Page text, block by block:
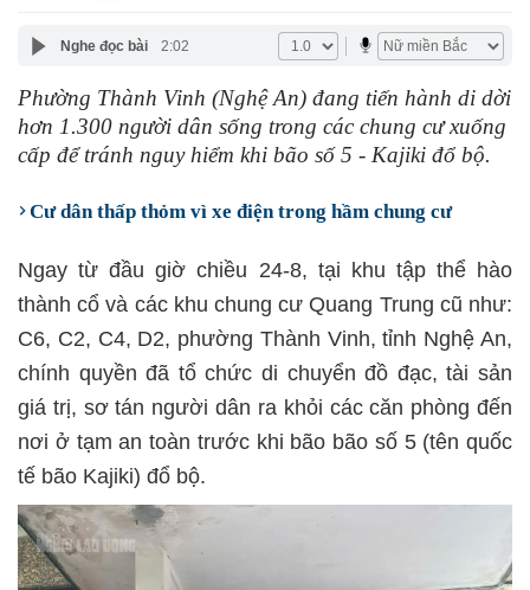
Nghe đọc bài 2:02
Phường Thành Vinh (Nghệ An) đang tiến hành di dời
hơn 1.300 người dân sống trong các chung cư xuống
cấp để tránh nguy hiểm khi bão số 5 - Kajiki đổ bộ.
Cư dân thấp thỏm vì xe điện trong hầm chung cư
Ngay từ đầu giờ chiều 24-8, tại khu tập thể hào
thành cổ và các khu chung cư Quang Trung cũ như:
C6, C2, C4, D2, phường Thành Vinh, tỉnh Nghệ An,
chính quyền đã tổ chức di chuyển đồ đạc, tài sản
giá trị, sơ tán người dân ra khỏi các căn phòng đến
nơi ở tạm an toàn trước khi bão bão số 5 (tên quốc
tế bão Kajiki) đổ bộ.